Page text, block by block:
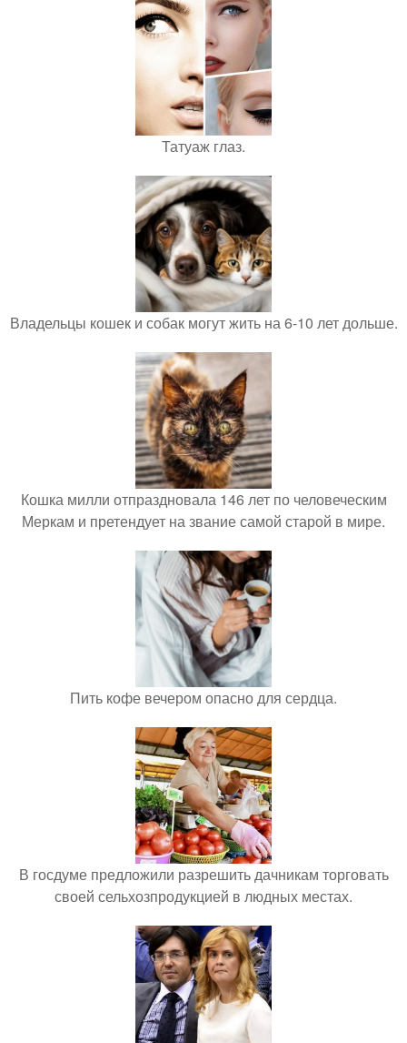
Татуаж глаз.
Владельцы кошек и собак могут жить на 6-10 лет дольше.
Кошка милли отпраздновала 146 лет по человеческим
Меркам и претендует на звание самой старой в мире.
Пить кофе вечером опасно для сердца.
В госдуме предложили разрешить дачникам торговать
своей сельхозпродукцией в людных местах.